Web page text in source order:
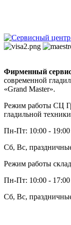
Фирменный
современной
«Grand Master».
Режим работы СЦ
гладильной
Пн-Пт: 10:00 - 19:00
Сб, Вс,
Режим работы
Пн-Пт: 10:00 - 17:00
Сб, Вс,